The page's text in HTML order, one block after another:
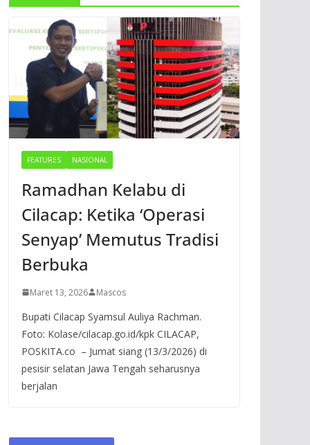
FEATURES NASIONAL
Ramadhan Kelabu di
Cilacap: Ketika ‘Operasi
Senyap’ Memutus Tradisi
Berbuka
Maret 13, 2026 Mascos
Bupati Cilacap Syamsul Auliya Rachman.
Foto: Kolase/cilacap.go.id/kpk CILACAP,
POSKITA.co – Jumat siang (13/3/2026) di
pesisir selatan Jawa Tengah seharusnya
berjalan